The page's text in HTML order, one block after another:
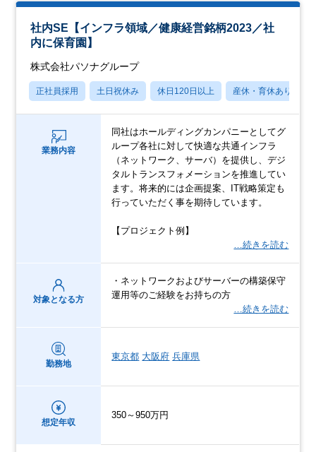
社内SE【インフラ領域／健康経営銘柄2023／社
内に保育園】
株式会社パソナグループ
正社員採用 土日祝休み 休日120日以上 産休・育休あり
業務内容
同社はホールディングカンパニーとしてグ
ループ各社に対して快適な共通インフラ
（ネットワーク、サーバ）を提供し、デジ
タルトランスフォメーションを推進してい
ます。将来的には企画提案、IT戦略策定も
行っていただく事を期待しています。
【プロジェクト例】
…続きを読む
対象となる方
・ネットワークおよびサーバーの構築保守
運用等のご経験をお持ちの方
…続きを読む
勤務地
東京都 大阪府 兵庫県
想定年収
350～950万円